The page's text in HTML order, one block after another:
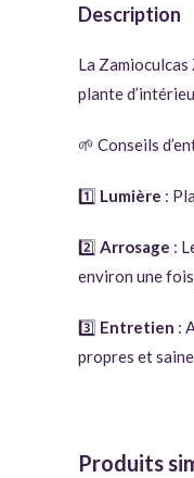
Description
La
plante
🌱 Conseils
1️⃣ Lumière :
2️⃣ Arrosage :
environ une
3️⃣ Entretien :
propres et
Produits